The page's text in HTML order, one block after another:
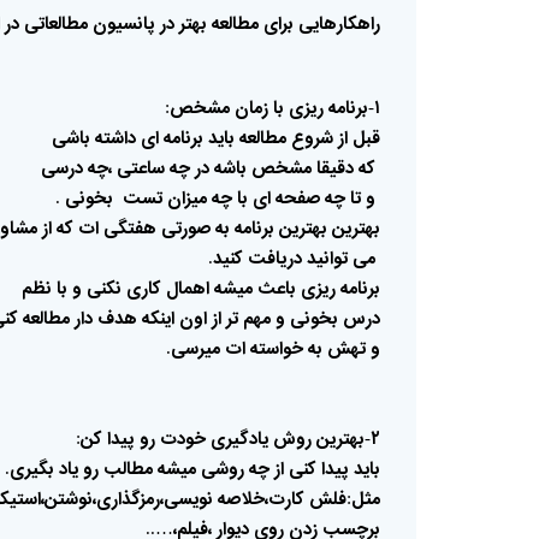
راهکارهایی برای مطالعه بهتردر پانسیون مطالعاتی در
۱-برنامهریزی بازمان مشخص:
قبل ازشروع مطالعه باید برنامهای داشته باشی
کهدقیقامشخص باشهدرچهساعتی ،چهدرسی
وتاچهصفحهای باچهمیزان تست بخونی .
بهترین بهترین برنامه بهصورتی هفتگی ات کهاز
می توانیددریافت کنید.
برنامهریزی باعث میشهاهمال کاری نکنی و با نظم
درس بخونی ومهم ترازاون اینکه هدف دارمطالعه
وتهش بهخواستهات میرسی.
۲-بهترینروش یادگیری خودت رو پیداکن:
باید پیداکنی ازچهروشی میشهمطالب رویاد بگیری.
مثل:فلش کارت،خلاصه
برچسب زدن روی دیوار،فیلم،…..